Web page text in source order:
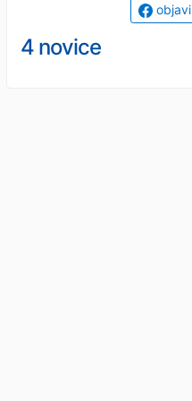
objavi
4 novice